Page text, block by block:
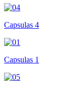
Capsulas 4
Capsulas 1